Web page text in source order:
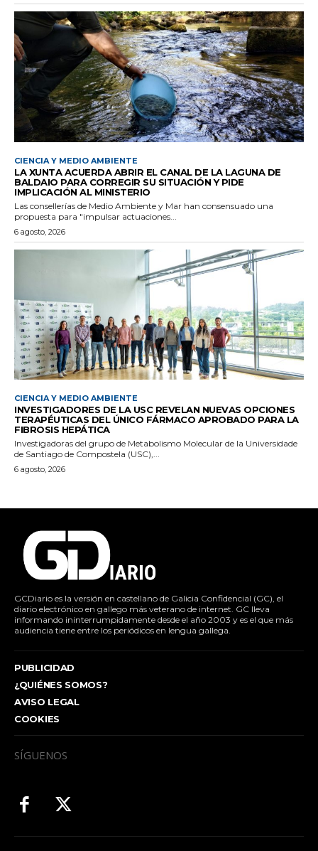
CIENCIA Y MEDIO AMBIENTE
LA XUNTA ACUERDA ABRIR EL CANAL DE LA LAGUNA DE
BALDAIO PARA CORREGIR SU SITUACIÓN Y PIDE
IMPLICACIÓN AL MINISTERIO
Las consellerías de Medio Ambiente y Mar han consensuado una
propuesta para "impulsar actuaciones...
6 agosto, 2026
CIENCIA Y MEDIO AMBIENTE
INVESTIGADORES DE LA USC REVELAN NUEVAS OPCIONES
TERAPÉUTICAS DEL ÚNICO FÁRMACO APROBADO PARA LA
FIBROSIS HEPÁTICA
Investigadoras del grupo de Metabolismo Molecular de la Universidade
de Santiago de Compostela (USC),...
6 agosto, 2026
GCDiario es la versión en castellano de Galicia Confidencial (GC), el
diario electrónico en gallego más veterano de internet. GC lleva
informando ininterrumpidamente desde el año 2003 y es el que más
audiencia tiene entre los periódicos en lengua gallega.
PUBLICIDAD
¿QUIÉNES SOMOS?
AVISO LEGAL
COOKIES
SÍGUENOS